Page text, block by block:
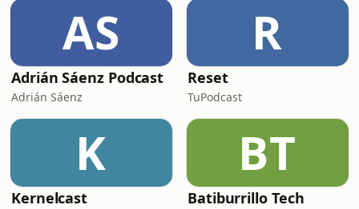
AS
Adrián Sáenz Podcast
Adrián Sáenz
R
Reset
TuPodcast
K
Kernelcast
BT
Batiburrillo Tech